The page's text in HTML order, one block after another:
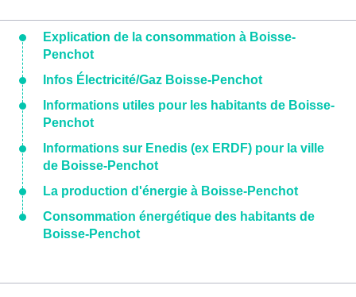
Explication de la consommation à Boisse-
Penchot
Infos Électricité/Gaz Boisse-Penchot
Informations utiles pour les habitants de Boisse-
Penchot
Informations sur Enedis (ex ERDF) pour la ville
de Boisse-Penchot
La production d'énergie à Boisse-Penchot
Consommation énergétique des habitants de
Boisse-Penchot